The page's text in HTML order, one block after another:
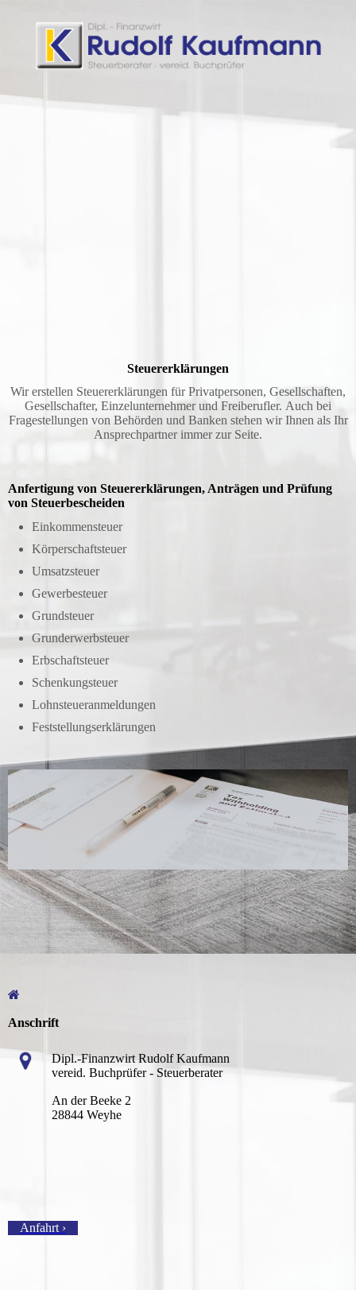
Steuererklärungen
Wir erstellen Steuererklärungen für Privat­personen, Gesellschaften,
Gesellschafter, Einzelunternehmer und Freiberufler. Auch bei
Fragestellungen von Behörden und Banken stehen wir Ihnen als Ihr
Ansprechpartner immer zur Seite.
Anfertigung von Steuer­er­klärungen, Anträgen und Prüfung
von Steuer­bescheiden
Einkommensteuer
Körperschaftsteuer
Umsatzsteuer
Gewerbesteuer
Grundsteuer
Grunderwerbsteuer
Erbschaftsteuer
Schenkungsteuer
Lohnsteueranmeldungen
Feststellungserklärungen
Anschrift
Dipl.-Finanzwirt Rudolf Kaufmann
vereid. Buchprüfer - Steuerberater
An der Beeke 2
28844 Weyhe
Anfahrt ›